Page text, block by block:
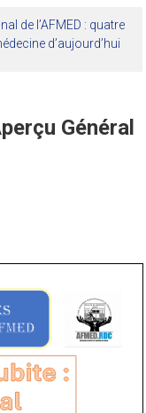
de l’AFMED : quatre
d’aujourd’hui
Général